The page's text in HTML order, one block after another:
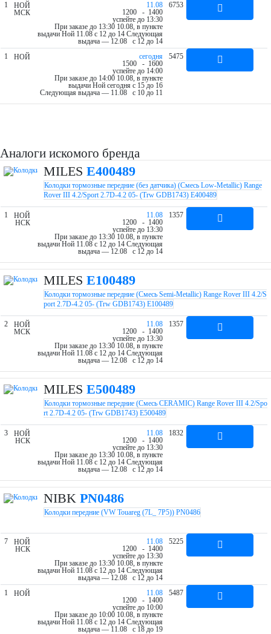
1
НОЙ
МСК
11.08
1200 - 1400
успейте до 13:30
При заказе до 13:30 10.08, в пункте
выдачи Ной 11.08 c 12 до 14 Следующая
выдача — 12.08 c 12 до 14
6753
1 НОЙ
cегодня
1500 - 1600
успейте до 14:00
При заказе до 14:00 10.08, в пункте
выдачи Ной cегодня c 15 до 16
Следующая выдача — 11.08 c 10 до 11
5475
Аналоги искомого бренда
MILES E400489
Колодки тормозные передние (без датчика) (Смесь Low-Metallic) Range
Rover III 4.2/Sport 2.7D-4.2 05- (Trw GDB1743) E400489
1
НОЙ
НСК
11.08
1200 - 1400
успейте до 13:30
При заказе до 13:30 10.08, в пункте
выдачи Ной 11.08 c 12 до 14 Следующая
выдача — 12.08 c 12 до 14
1357
MILES E100489
Колодки тормозные передние (Смесь Semi-Metallic) Range Rover III 4.2/S
port 2.7D-4.2 05- (Trw GDB1743) E100489
2
НОЙ
МСК
11.08
1200 - 1400
успейте до 13:30
При заказе до 13:30 10.08, в пункте
выдачи Ной 11.08 c 12 до 14 Следующая
выдача — 12.08 c 12 до 14
1357
MILES E500489
Колодки тормозные передние (Смесь CERAMIC) Range Rover III 4.2/Spo
rt 2.7D-4.2 05- (Trw GDB1743) E500489
3
НОЙ
НСК
11.08
1200 - 1400
успейте до 13:30
При заказе до 13:30 10.08, в пункте
выдачи Ной 11.08 c 12 до 14 Следующая
выдача — 12.08 c 12 до 14
1832
NIBK PN0486
Колодки передние (VW Touareg (7L_ 7P5)) PN0486
7
НОЙ
НСК
11.08
1200 - 1400
успейте до 13:30
При заказе до 13:30 10.08, в пункте
выдачи Ной 11.08 c 12 до 14 Следующая
выдача — 12.08 c 12 до 14
5225
1 НОЙ
11.08
1200 - 1400
успейте до 10:00
При заказе до 10:00 10.08, в пункте
выдачи Ной 11.08 c 12 до 14 Следующая
выдача — 11.08 c 18 до 19
5487